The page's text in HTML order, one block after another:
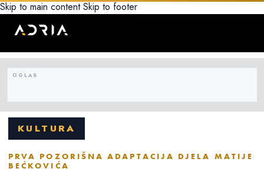
Skip to main content Skip to footer
KULTURA
PRVA POZORIŠNA ADAPTACIJA DJELA MATIJE
BEĆKOVIĆA